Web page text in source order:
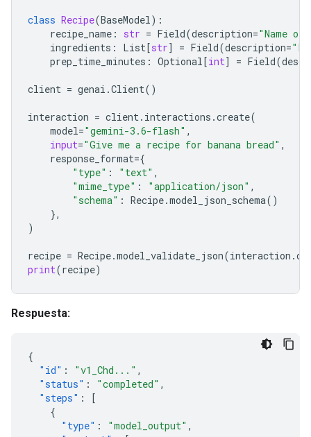
class Recipe(BaseModel):
recipe_name : str = Field(description="Name
ingredients : List[str] = Field(description=
prep_time_minutes : Optional[int] = Field(
client = genai .Client()
interaction = client. interactions .create(
model="gemini-3.6-flash" ,
input="Give me a recipe for banana bread" ,
response_format={
"type" : "text" ,
"mime_type" : "application/json" ,
"schema" : Recipe.model_json_schema()
},
)
recipe = Recipe.model_validate_json(interaction .
print(recipe)
Respuesta:
{
"id" : "v1_Chd..." ,
"status" : "completed" ,
"steps" :
[
{
"type" : "model_output" ,